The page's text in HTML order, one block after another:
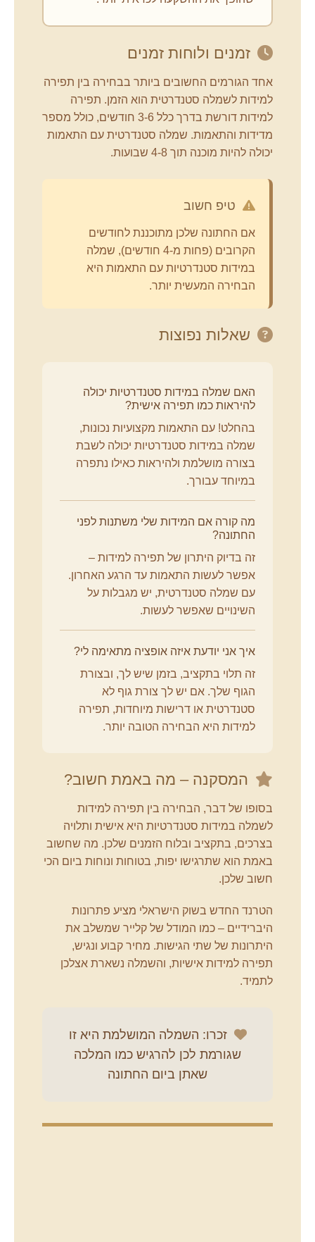
זמנים ולוחות זמנים
אחד הגורמים החשובים ביותר בבחירה בין תפירה
למידות לשמלה סטנדרטית הוא הזמן. תפירה
למידות דורשת בדרך כלל 3-6 חודשים, כולל מספר
מדידות והתאמות. שמלה סטנדרטית עם התאמות
יכולה להיות מוכנה תוך 4-8 שבועות.
טיפ חשוב
אם החתונה שלכן מתוכננת לחודשים
הקרובים (פחות מ-4 חודשים), שמלה
במידות סטנדרטיות עם התאמות היא
הבחירה המעשית יותר.
שאלות נפוצות
האם שמלה במידות סטנדרטיות יכולה
להיראות כמו תפירה אישית?
בהחלט! עם התאמות מקצועיות נכונות,
שמלה במידות סטנדרטיות יכולה לשבת
בצורה מושלמת ולהיראות כאילו נתפרה
במיוחד עבורך.
מה קורה אם המידות שלי משתנות לפני
החתונה?
זה בדיוק היתרון של תפירה למידות –
אפשר לעשות התאמות עד הרגע האחרון.
עם שמלה סטנדרטית, יש מגבלות על
השינויים שאפשר לעשות.
איך אני יודעת איזה אופציה מתאימה לי?
זה תלוי בתקציב, בזמן שיש לך, ובצורת
הגוף שלך. אם יש לך צורת גוף לא
סטנדרטית או דרישות מיוחדות, תפירה
למידות היא הבחירה הטובה יותר.
המסקנה – מה באמת חשוב?
בסופו של דבר, הבחירה בין תפירה למידות
לשמלה במידות סטנדרטיות היא אישית ותלויה
בצרכים, בתקציב ובלוח הזמנים שלכן. מה שחשוב
באמת הוא שתרגישו יפות, בטוחות ונוחות ביום הכי
חשוב שלכן.
הטרנד החדש בשוק הישראלי מציע פתרונות
היברידיים – כמו המודל של קלייר שמשלב את
היתרונות של שתי הגישות. מחיר קבוע ונגיש,
תפירה למידות אישיות, והשמלה נשארת אצלכן
לתמיד.
זכרו: השמלה המושלמת היא זו
שגורמת לכן להרגיש כמו המלכה
שאתן ביום החתונה